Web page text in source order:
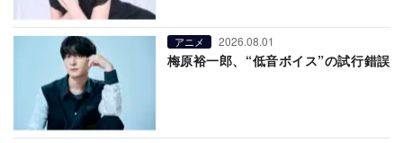
アニメ 2026.08.01
梅原裕一郎、“低音ボイス”の試行錯誤